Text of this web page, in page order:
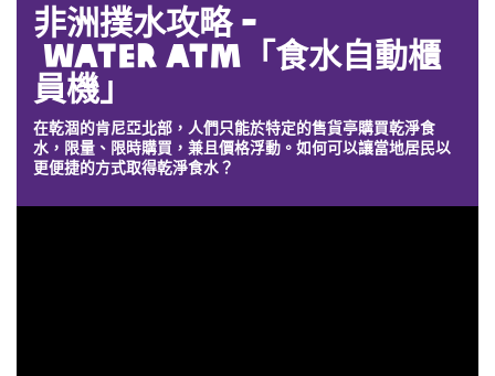
非洲撲水攻略 -
Water ATM「食水自動櫃
員機」
在乾涸的肯尼亞北部，人們只能於特定的售貨亭購買乾淨食
水，限量、限時購買，兼且價格浮動。如何可以讓當地居民以
更便捷的方式取得乾淨食水？